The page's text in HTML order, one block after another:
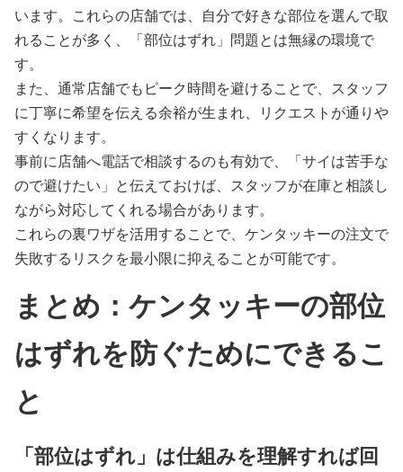
います。これらの店舗では、自分で好きな部位を選んで取
れることが多く、「部位はずれ」問題とは無縁の環境で
す。
また、通常店舗でもピーク時間を避けることで、スタッフ
に丁寧に希望を伝える余裕が生まれ、リクエストが通りや
すくなります。
事前に店舗へ電話で相談するのも有効で、「サイは苦手な
ので避けたい」と伝えておけば、スタッフが在庫と相談し
ながら対応してくれる場合があります。
これらの裏ワザを活用することで、ケンタッキーの注文で
失敗するリスクを最小限に抑えることが可能です。
まとめ：ケンタッキーの部位
はずれを防ぐためにできるこ
と
「部位はずれ」は仕組みを理解すれば回